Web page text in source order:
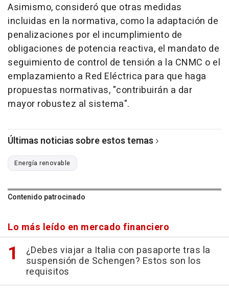
Asimismo, consideró que otras medidas
incluidas en la normativa, como la adaptación de
penalizaciones por el incumplimiento de
obligaciones de potencia reactiva, el mandato de
seguimiento de control de tensión a la CNMC o el
emplazamiento a Red Eléctrica para que haga
propuestas normativas, "contribuirán a dar
mayor robustez al sistema".
Últimas noticias sobre estos temas
Energía renovable
Contenido patrocinado
Lo más leído en mercado financiero
¿Debes viajar a Italia con pasaporte tras la
suspensión de Schengen? Estos son los
requisitos